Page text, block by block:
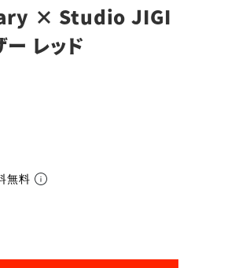
× Studio JIGI
レッド
無料